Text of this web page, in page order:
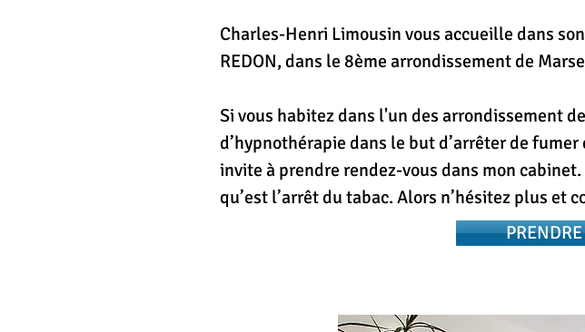
REDON, dans le 8ème arrondissement de
d’hypnothérapie dans le but d’arrêter de
invite à prendre rendez-vous dans mon cabinet.
qu’est l’arrêt du tabac. Alors n’hésitez plus et
Charles-Henri Limousin vous accueille dans
REDON, dans le 8ème arrondissement de
Si vous habitez dans l'un des arrondissement
d’hypnothérapie dans le but d’arrêter de
invite à prendre rendez-vous dans mon
qu’est l’arrêt du tabac. Alors n’hésitez plus et